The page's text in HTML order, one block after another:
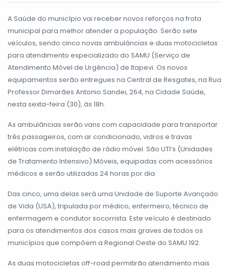
A Saúde do município vai receber novos reforços na frota
municipal para melhor atender a população. Serão sete
veículos, sendo cinco novas ambulâncias e duas motocicletas
para atendimento especializado do SAMU (Serviço de
Atendimento Móvel de Urgência) de Itapevi. Os novos
equipamentos serão entregues na Central de Resgates, na Rua
Professor Dimarães Antonio Sandei, 264, na Cidade Saúde,
nesta sexta-feira (30), às 18h.
As ambulâncias serão vans com capacidade para transportar
três passageiros, com ar condicionado, vidros e travas
elétricas com instalação de rádio móvel. São UTI’s (Unidades
de Tratamento Intensivo) Móveis, equipadas com acessórios
médicos e serão utilizadas 24 horas por dia.
Das cinco, uma delas será uma Unidade de Suporte Avançado
de Vida (USA), tripulada por médico, enfermeiro, técnico de
enfermagem e condutor socorrista. Este veículo é destinado
para os atendimentos dos casos mais graves de todos os
municípios que compõem a Regional Oeste do SAMU 192.
As duas motocicletas off-road permitirão atendimento mais